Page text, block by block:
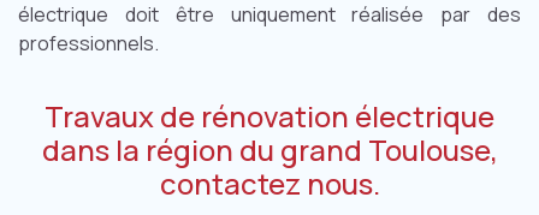
électrique doit être uniquement réalisée par des
professionnels.
Travaux de rénovation électrique
dans la région du grand Toulouse,
contactez nous.